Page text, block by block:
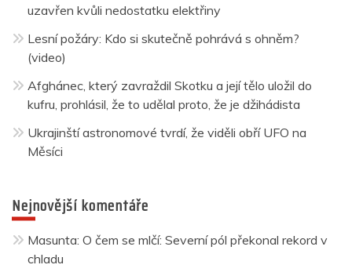
uzavřen kvůli nedostatku elektřiny
Lesní požáry: Kdo si skutečně pohrává s ohněm?
(video)
Afghánec, který zavraždil Skotku a její tělo uložil do
kufru, prohlásil, že to udělal proto, že je džihádista
Ukrajinští astronomové tvrdí, že viděli obří UFO na
Měsíci
Nejnovější komentáře
Masunta: O čem se mlčí: Severní pól překonal rekord v
chladu